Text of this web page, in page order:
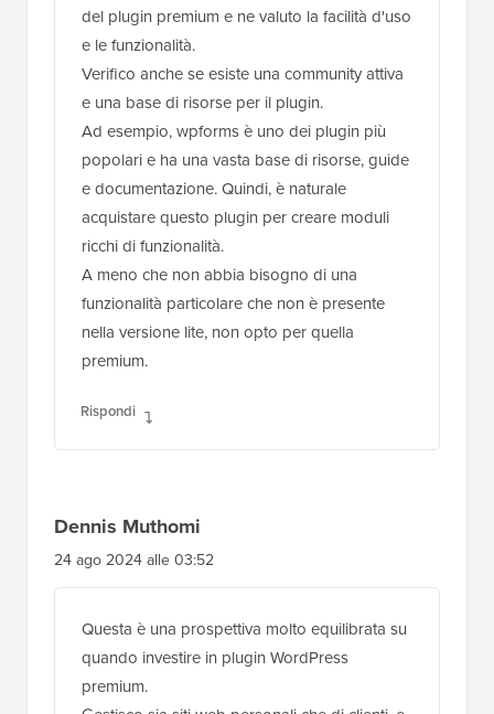
del plugin premium e ne valuto la facilità d'uso
e le funzionalità.
Verifico anche se esiste una community attiva
e una base di risorse per il plugin.
Ad esempio, wpforms è uno dei plugin più
popolari e ha una vasta base di risorse, guide
e documentazione. Quindi, è naturale
acquistare questo plugin per creare moduli
ricchi di funzionalità.
A meno che non abbia bisogno di una
funzionalità particolare che non è presente
nella versione lite, non opto per quella
premium.
Rispondi
Dennis Muthomi
24 ago 2024 alle 03:52
Questa è una prospettiva molto equilibrata su
quando investire in plugin WordPress
premium.